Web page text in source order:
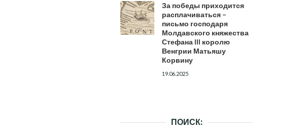
За победы приходится
расплачиваться –
письмо господаря
Молдавского княжества
Стефана III королю
Венгрии Матьяшу
Корвину
19.06.2025
ПОИСК: